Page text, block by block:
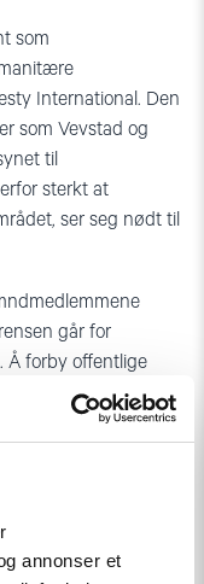
annonser et
som
International. Den
som Vevstad og
til
sterkt at
ser seg nødt til
går for
Å forby offentlige
en beslutning er etter
inkludert den
at politiske
av mindretallet i